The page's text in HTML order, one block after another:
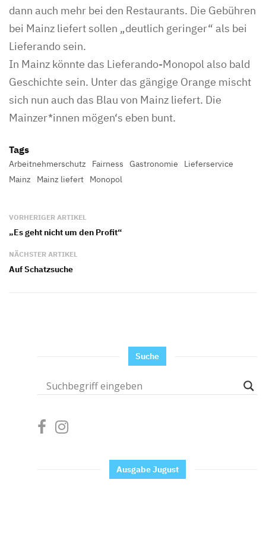
dann auch mehr bei den Restaurants. Die Gebühren
bei Mainz liefert sollen „deutlich geringer“ als bei
Lieferando sein.
In Mainz könnte das Lieferando-Monopol also bald
Geschichte sein. Unter das gängige Orange mischt
sich nun auch das Blau von Mainz liefert. Die
Mainzer*innen mögen‘s eben bunt.
Tags
Arbeitnehmerschutz Fairness Gastronomie
Lieferservice
Mainz
Mainz liefert Monopol
VORHERIGER ARTIKEL
„Es geht nicht um den Profit“
NÄCHSTER ARTIKEL
Auf Schatzsuche
Suche
Ausgabe Jugust